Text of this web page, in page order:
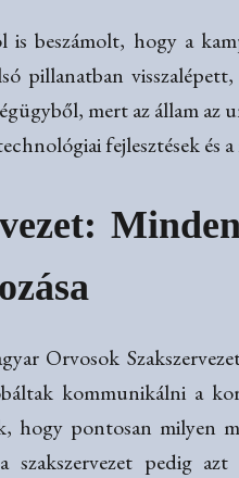
is beszámolt, hogy a
pillanatban
mert az állam
fejlesztések és
Orvosok
kommunikálni a
hogy pontosan milyen
szakszervezet pedig